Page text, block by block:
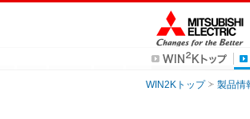
WIN2Kトップ 製品情